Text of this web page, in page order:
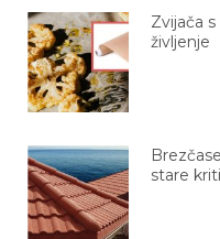
Zvijača
življenje
stare